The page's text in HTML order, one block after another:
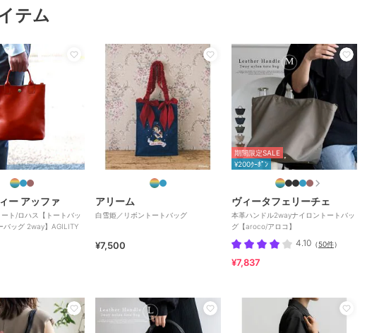
テム
ー アッファ
ト/ロハス【トートバッ
バッグ 2way】AGILITY
アリーム
白雪姫／リボントートバッグ
¥7,500
期間限定SALE
¥200ｸｰﾎﾟﾝ
ヴィータフェリーチェ
本革ハンドル2wayナイロントートバッ
グ【aroco/アロコ】
4.10 （50件）
¥7,837